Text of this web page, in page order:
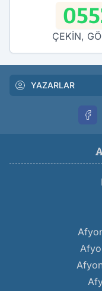
ÇEKİN,
YAZARLAR